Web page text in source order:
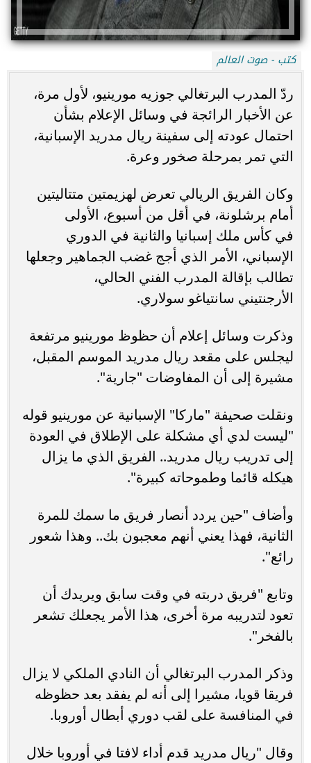
كتب - صوت العالم
ردّ المدرب البرتغالي جوزيه مورينيو، لأول مرة،
عن الأخبار الرائجة في وسائل الإعلام بشأن
احتمال عودته إلى سفينة ريال مدريد الإسبانية،
التي تمر بمرحلة صخور وعرة.
وكان الفريق الريالي تعرض لهزيمتين متتاليتين
أمام برشلونة، في أقل من أسبوع، الأولى
في كأس ملك إسبانيا والثانية في الدوري
الإسباني، الأمر الذي أجج غضب الجماهير وجعلها
تطالب بإقالة المدرب الفني الحالي،
الأرجنتيني سانتياغو سولاري.
وذكرت وسائل إعلام أن حظوظ مورينيو مرتفعة
ليجلس على مقعد ريال مدريد الموسم المقبل،
مشيرة إلى أن المفاوضات "جارية".
ونقلت صحيفة "ماركا" الإسبانية عن مورينيو قوله
"ليست لدي أي مشكلة على الإطلاق في العودة
إلى تدريب ريال مدريد.. الفريق الذي ما يزال
هيكله قائما وطموحاته كبيرة".
وأضاف "حين يردد أنصار فريق ما سمك للمرة
الثانية، فهذا يعني أنهم معجبون بك.. وهذا شعور
رائع".
وتابع "فريق دربته في وقت سابق ويريدك أن
تعود لتدريبه مرة أخرى، هذا الأمر يجعلك تشعر
بالفخر".
وذكر المدرب البرتغالي أن النادي الملكي لا يزال
فريقا قويا، مشيرا إلى أنه لم يفقد بعد حظوظه
في المنافسة على لقب دوري أبطال أوروبا.
وقال "ريال مدريد قدم أداء لافتا في أوروبا خلال